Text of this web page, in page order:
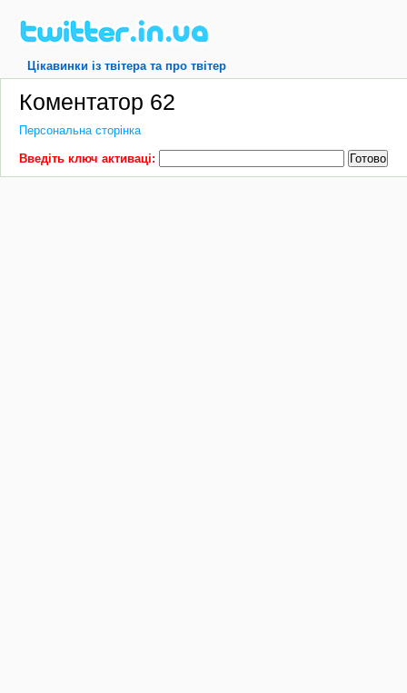
Цікавинки із твітера та про твітер
Коментатор 62
Персональна сторінка
Введіть ключ активаці: